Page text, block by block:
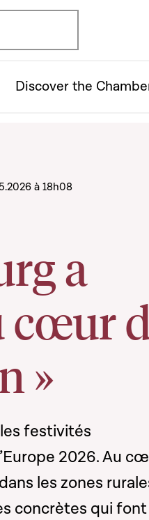
Discover the
a
cœur
»
à 18h08
festivités
2026. Au
les zones
concrètes qui